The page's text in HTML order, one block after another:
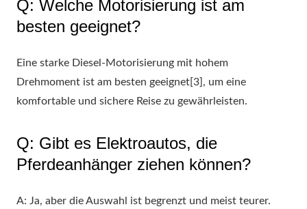
Q: Welche Motorisierung ist am
besten geeignet?
Eine starke Diesel-Motorisierung mit hohem
Drehmoment ist am besten geeignet[3], um eine
komfortable und sichere Reise zu gewährleisten.
Q: Gibt es Elektroautos, die
Pferdeanhänger ziehen können?
A: Ja, aber die Auswahl ist begrenzt und meist teurer.